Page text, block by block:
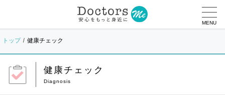
MENU
トップ 健康チェック
健康チェック